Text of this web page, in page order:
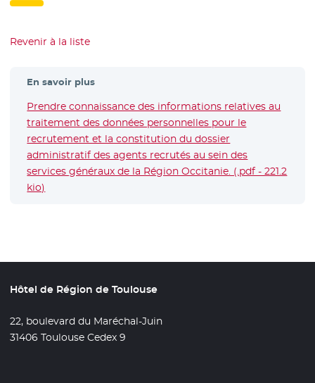
Revenir à la liste
En savoir plus
Prendre connaissance des informations relatives au
traitement des données personnelles pour le
recrutement et la constitution du dossier
administratif des agents recrutés au sein des
services généraux de la Région Occitanie. (.pdf - 221.2
kio)
Hôtel de Région de Toulouse
22, boulevard du Maréchal-Juin
31406 Toulouse Cedex 9